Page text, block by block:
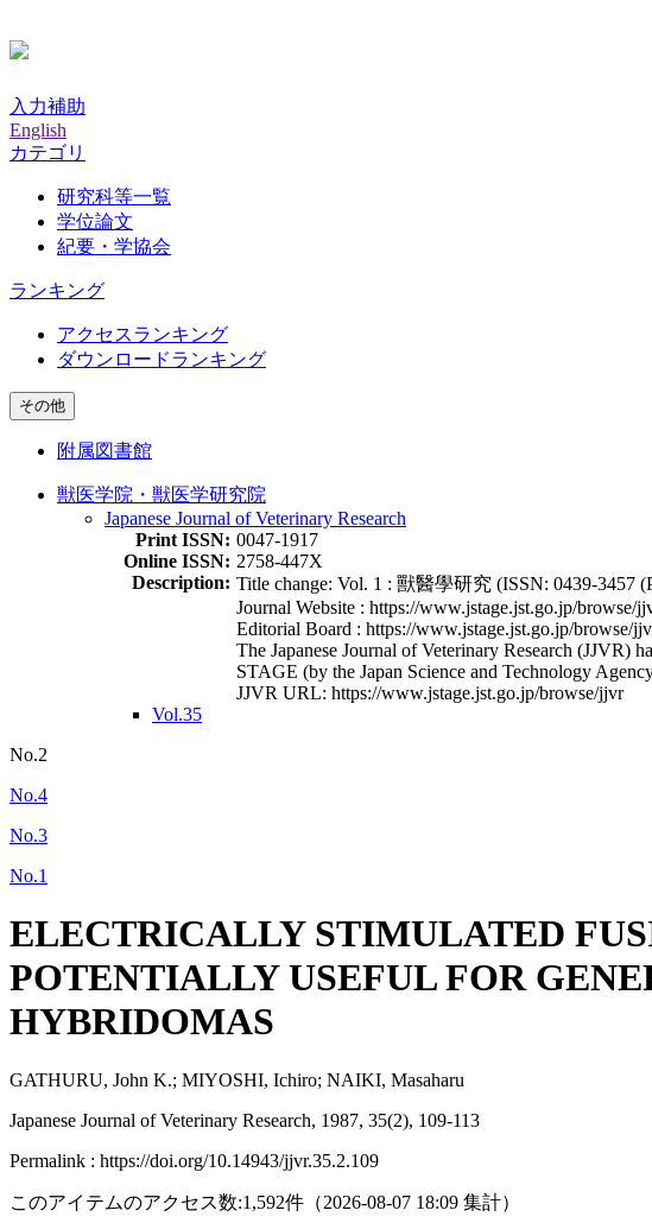
入力補助
English
カテゴリ
研究科等一覧
学位論文
紀要・学協会
ランキング
アクセスランキング
ダウンロードランキング
その他
附属図書館
獣医学院・獣医学研究院
Japanese Journal of Veterinary Research
Print ISSN: 0047-1917
Online ISSN: 2758-447X
Description: Title change: Vol. 1 : 獸醫學研究 (ISSN: 0439-3457
Journal Website : https://www.jstage.jst.go.jp/browse/
Editorial Board : https://www.jstage.jst.go.jp/browse/
The Japanese Journal of Veterinary Research (JJVR)
STAGE (by the Japan Science and Technology
JJVR URL: https://www.jstage.jst.go.jp/browse/jjvr
Vol.35
No.2
No.4
No.3
No.1
ELECTRICALLY STIMULATED
POTENTIALLY USEFUL FOR
HYBRIDOMAS
GATHURU, John K.; MIYOSHI, Ichiro; NAIKI, Masaharu
Japanese Journal of Veterinary Research, 1987, 35(2), 109-113
Permalink : https://doi.org/10.14943/jjvr.35.2.109
このアイテムのアクセス数:1,592件 （2026-08-07 18:09 集計）